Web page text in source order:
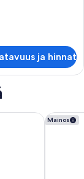
ja hinnat
Mainos